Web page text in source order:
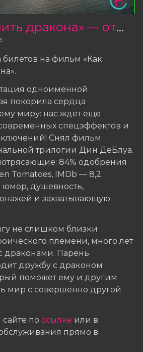
«Как приручить дракона» — открыта продажа билетов
на фильм «Как
одноименной
покорила сердца
миру: нас ждет еще
спецэффектов и
Снял фильм
трилогии Дин ДеБлуа.
84% одобрения
Tomatoes, IMDb — 8,2.
юмор, душевность,
и захватывающую
не слишком близки
племени, много лет
драконами. Парень
дружбу с драконом
поможет ему и другим
мир с совершенно другой
по ссылке или в
прямо в